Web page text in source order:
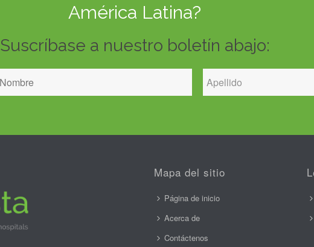
América Latina?
Suscríbase a nuestro boletín abajo:
Mapa del sitio
Página de inicio
Acerca de
Contáctenos